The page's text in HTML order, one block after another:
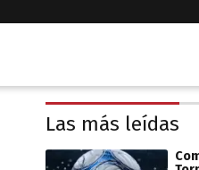
Las más leídas